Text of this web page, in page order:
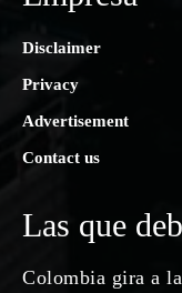
Disclaimer
Privacy
Advertisement
Contact us
Las que
Colombia gira a